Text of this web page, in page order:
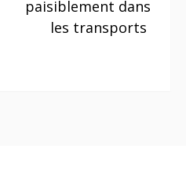
paisiblement dans
les transports